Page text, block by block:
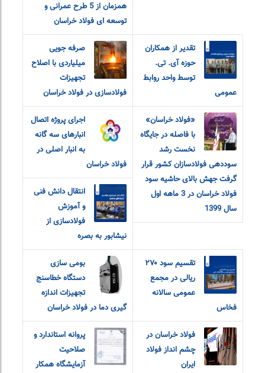
همزمان از 5 طرح عمرانی و
توسعه ای فولاد خراسان
تقدیر از همکاران
حوزه آی. تی.
توسط واحد روابط
عمومی
صرفه جویی
میلیاردی با اصلاح
تجهیزات
فولادسازی در فولاد خراسان
«فولاد خراسان»
با فاصله در جایگاه
نخست رشد
سوددهی فولادسازان کشور قرار
گرفت جهش بالای حاشیه سود
فولاد خراسان در 3 ماهه اول
سال 1399
اجرای پروژه اتصال
انبارهای سه گانه
به انبار اصلی در
فولاد خراسان
انتقال دانش فنی
و آموزش
فولادسازی از
نیشابور به بصره
تقسیم سود ۲۷۰
ریالی در مجمع
عمومی سالانه
فخاس
بومی سازی
دستگاه خطاسنج
تجهیزات اندازه
گیری دما در فولاد خراسان
فولاد خراسان در
چشم انداز فولاد
ایران
پروانه استاندارد و
صلاحیت
آزمایشگاه همکار